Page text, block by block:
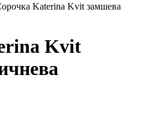
Katerina Kvit замшева
Kvit